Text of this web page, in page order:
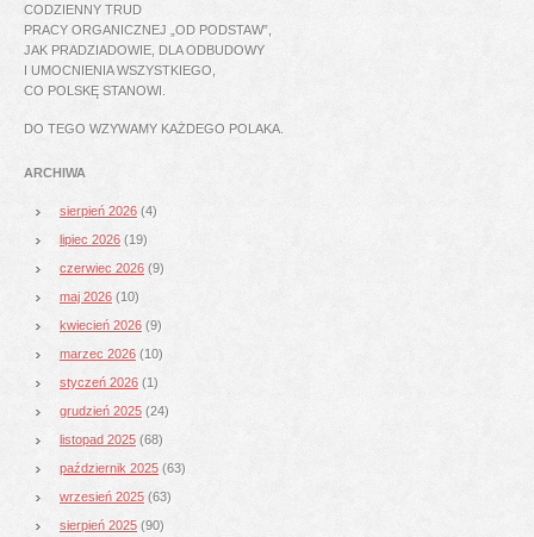
CODZIENNY TRUD
PRACY ORGANICZNEJ „OD PODSTAW”,
JAK PRADZIADOWIE, DLA ODBUDOWY
I UMOCNIENIA WSZYSTKIEGO,
CO POLSKĘ STANOWI.
DO TEGO WZYWAMY KAŻDEGO POLAKA.
ARCHIWA
sierpień 2026 (4)
lipiec 2026 (19)
czerwiec 2026 (9)
maj 2026 (10)
kwiecień 2026 (9)
marzec 2026 (10)
styczeń 2026 (1)
grudzień 2025 (24)
listopad 2025 (68)
październik 2025 (63)
wrzesień 2025 (63)
sierpień 2025 (90)